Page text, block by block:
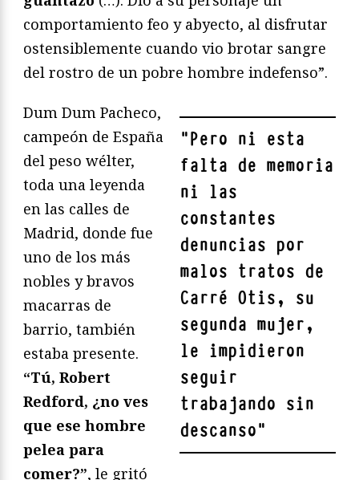
comportamiento feo y abyecto, al disfrutar
ostensiblemente cuando vio brotar sangre
del rostro de un pobre hombre indefenso”.
"Pero ni esta
falta de memoria
ni las
constantes
denuncias por
malos tratos de
Carré Otis, su
segunda mujer,
le impidieron
seguir
trabajando sin
descanso"
Dum Dum Pacheco,
campeón de España
del peso wélter,
toda una leyenda
en las calles de
Madrid, donde fue
uno de los más
nobles y bravos
macarras de
barrio, también
estaba presente.
“Tú, Robert
Redford, ¿no ves
que ese hombre
pelea para
comer?”, le gritó